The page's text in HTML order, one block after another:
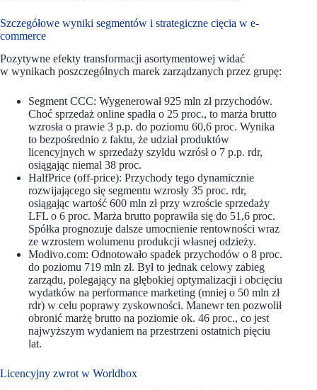
Szczegółowe wyniki segmentów i strategiczne cięcia w e-
commerce
Pozytywne efekty transformacji asortymentowej widać
w wynikach poszczególnych marek zarządzanych przez grupę:
Segment CCC: Wygenerował 925 mln zł przychodów.
Choć sprzedaż online spadła o 25 proc., to marża brutto
wzrosła o prawie 3 p.p. do poziomu 60,6 proc. Wynika
to bezpośrednio z faktu, że udział produktów
licencyjnych w sprzedaży szyldu wzrósł o 7 p.p. rdr,
osiągając niemal 38 proc.
HalfPrice (off-price): Przychody tego dynamicznie
rozwijającego się segmentu wzrosły 35 proc. rdr,
osiągając wartość 600 mln zł przy wzroście sprzedaży
LFL o 6 proc. Marża brutto poprawiła się do 51,6 proc.
Spółka prognozuje dalsze umocnienie rentowności wraz
ze wzrostem wolumenu produkcji własnej odzieży.
Modivo.com: Odnotowało spadek przychodów o 8 proc.
do poziomu 719 mln zł. Był to jednak celowy zabieg
zarządu, polegający na głębokiej optymalizacji i obcięciu
wydatków na performance marketing (mniej o 50 mln zł
rdr) w celu poprawy zyskowności. Manewr ten pozwolił
obronić marżę brutto na poziomie ok. 46 proc., co jest
najwyższym wydaniem na przestrzeni ostatnich pięciu
lat.
Licencyjny zwrot w Worldbox